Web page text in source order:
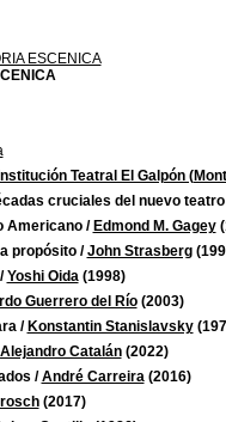
ESCENICA
Institución Teatral El Galpón
cruciales del nuevo
Americano/ Edmond M. Gagey
propósito/John Strasberg
Yoshi Oida(1998)
Guerrero del Río(2003)
/ Konstantin Stanislavsky
Alejandro Catalán(2022)
/André Carreira(2016)
(2017)